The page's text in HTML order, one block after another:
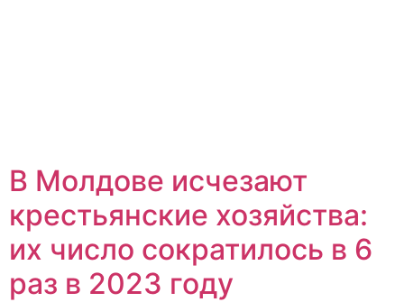
В Молдове исчезают
крестьянские хозяйства:
их число сократилось в 6
раз в 2023 году